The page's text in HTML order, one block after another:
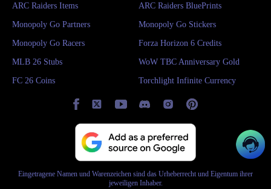
ARC Raiders Items ARC Raiders BluePrints
Monopoly Go Partners Monopoly Go Stickers
Monopoly Go Racers Forza Horizon 6 Credits
MLB 26 Stubs WoW TBC Anniversary Gold
FC 26 Coins Torchlight Infinite Currency
Eingetragene Namen und Warenzeichen sind das Urheberrecht und Eigentum ihrer
jeweiligen Inhaber.